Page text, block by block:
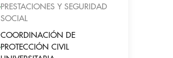
PRESTACIONES Y SEGURIDAD
SOCIAL
COORDINACIÓN DE
PROTECCIÓN CIVIL